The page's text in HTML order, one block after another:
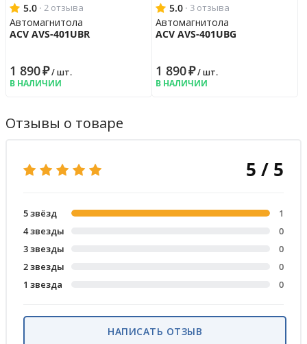
5.0 · 2 отзыва
Автомагнитола
ACV AVS-401UBR
1 890₽/ шт.
В НАЛИЧИИ
5.0 · 3 отзыва
Автомагнитола
ACV AVS-401UBG
1 890₽/ шт.
В НАЛИЧИИ
Отзывы о товаре
5 / 5
5 звёзд
1
4 звезды
0
3 звезды
0
2 звезды
0
1 звезда
0
НАПИСАТЬ ОТЗЫВ